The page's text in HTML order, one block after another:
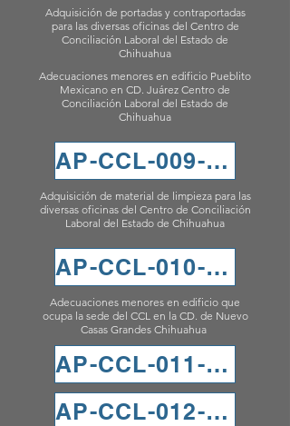
Adquisición de portadas y contraportadas
para las diversas oficinas del Centro de
Conciliación Laboral del Estado de
Chihuahua
Adecuaciones menores en edificio Pueblito
Mexicano en CD. Juárez Centro de
Conciliación Laboral del Estado de
Chihuahua
AP-CCL-009-2024
Adquisición de material de limpieza para las
diversas oficinas del Centro de Conciliación
Laboral del Estado de Chihuahua
AP-CCL-010-2024
Adecuaciones menores en edificio que
ocupa la sede del CCL en la CD. de Nuevo
Casas Grandes Chihuahua
AP-CCL-011-2024
AP-CCL-012-2024